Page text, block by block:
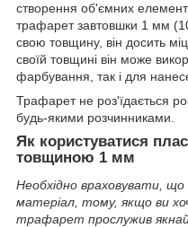
створення об'ємних
трафарет завтовшки 1 мм
свою товщину, він досить
своїй товщині він може
фарбування, так і для
Трафарет не роз'їдається
будь-якими розчинниками.
Як користуватися
товщиною 1 мм
Необхідно враховувати,
матеріал, тому, якщо ви
трафарет прослужив